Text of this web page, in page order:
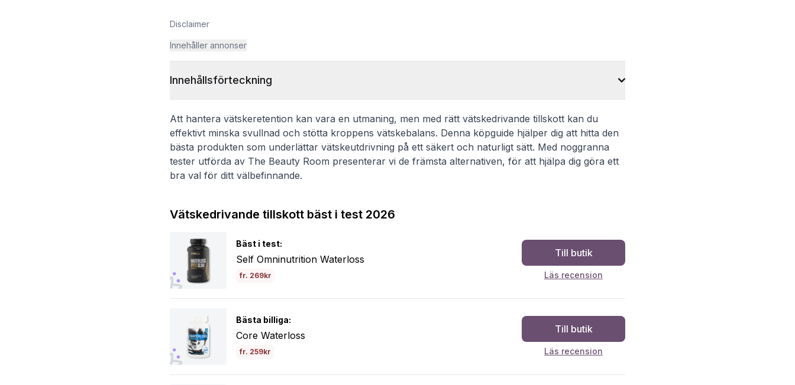
Disclaimer
Innehåller annonser
Innehållsförteckning
Att hantera vätskeretention kan vara en utmaning, men med rätt vätskedrivande tillskott kan du
effektivt minska svullnad och stötta kroppens vätskebalans. Denna köpguide hjälper dig att hitta den
bästa produkten som underlättar vätskeutdrivning på ett säkert och naturligt sätt. Med noggranna
tester utförda av The Beauty Room presenterar vi de främsta alternativen, för att hjälpa dig göra ett
bra val för ditt välbefinnande.
Vätskedrivande tillskott bäst i test 2026
Bäst i test:
Self Omninutrition Waterloss
fr. 269kr
Till butik
Läs recension
Bästa billiga:
Core Waterloss
fr. 259kr
Till butik
Läs recension